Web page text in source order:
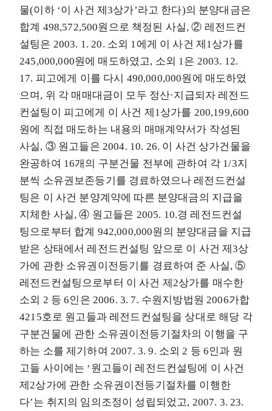
물(이하 ‘이 사건 제3상가’라고 한다)의 분양대금은
합계 498,572,500원으로 책정된 사실, ② 레전드컨
설팅은 2003. 1. 20. 소외 1에게 이 사건 제1상가를
245,000,000원에 매도하였고, 소외 1은 2003. 12.
17. 피고에게 이를 다시 490,000,000원에 매도하였
으며, 위 각 매매대금이 모두 정산·지급되자 레전드
컨설팅이 피고에게 이 사건 제1상가를 200,199,600
원에 직접 매도하는 내용의 매매계약서가 작성된
사실, ③ 원고들은 2004. 10. 26. 이 사건 상가건물을
완공하여 16개의 구분건물 전부에 관하여 각 1/3지
분씩 소유권보존등기를 경료하였으나 레전드컨설
팅은 이 사건 분양계약에 따른 분양대금의 지급을
지체한 사실, ④ 원고들은 2005. 10.경 레전드컨설
팅으로부터 합계 942,000,000원의 분양대금을 지급
받은 상태에서 레전드컨설팅 앞으로 이 사건 제3상
가에 관한 소유권이전등기를 경료하여 준 사실, ⑤
레전드컨설팅으로부터 이 사건 제2상가를 매수한
소외 2 등 6인은 2006. 3. 7. 수원지방법원 2006가합
4215호로 원고들과 레전드컨설팅을 상대로 해당 각
구분건물에 관한 소유권이전등기절차의 이행을 구
하는 소를 제기하여 2007. 3. 9. 소외 2 등 6인과 원
고들 사이에는 ‘원고들이 레전드컨설팅에 이 사건
제2상가에 관한 소유권이전등기절차를 이행한
다’는 취지의 임의조정이 성립되었고, 2007. 3. 23.